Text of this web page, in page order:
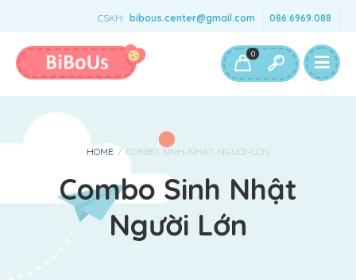
CSKH: bibous.center@gmail.com 086.6969.088
Bé Gái Bé Trai Đồ Chơi & Phụ Kiện 0
HOME / COMBO-SINH-NHAT-NGUOI-LON
Combo Sinh Nhật
Người Lớn